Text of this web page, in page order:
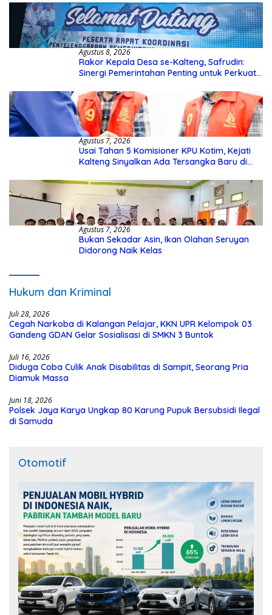
Agustus 8, 2026
Rakor Kepala Desa se-Kalteng, Safrudin:
Sinergi Pemerintahan Penting untuk Perkuat
Agustus 7, 2026
Usai Tahan 5 Komisioner KPU Kotim, Kejati
Kalteng Sinyalkan Ada Tersangka Baru di
Agustus 7, 2026
Bukan Sekadar Asin, Ikan Olahan Seruyan
Didorong Naik Kelas
Hukum dan Kriminal
Juli 28, 2026
Cegah Narkoba di Kalangan Pelajar, KKN UPR Kelompok 03
Gandeng GDAN Gelar Sosialisasi di SMKN 3 Buntok
Juli 16, 2026
Diduga Coba Culik Anak Disabilitas di Sampit, Seorang Pria
Diamuk Massa
Juni 18, 2026
Polsek Jaya Karya Ungkap 80 Karung Pupuk Bersubsidi Ilegal
di Samuda
Otomotif